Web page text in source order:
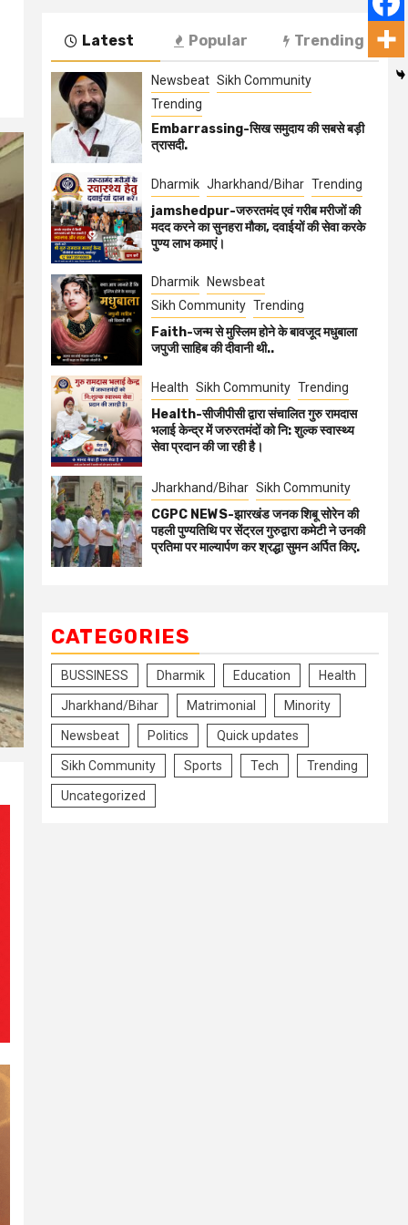
Latest Popular Trending
Newsbeat Sikh Community
Trending
Embarrassing-सिख समुदाय की सबसे बड़ी
त्रासदी.
Dharmik Jharkhand/Bihar Trending
jamshedpur-जरुरतमंद एवं गरीब मरीजों की
मदद करने का सुनहरा मौका, दवाईयों की सेवा करके
पुण्य लाभ कमाएं।
Dharmik
Newsbeat
Sikh Community Trending
Faith-जन्म से मुस्लिम होने के बावजूद मधुबाला
जपुजी साहिब की दीवानी थी..
Health Sikh Community Trending
Health-सीजीपीसी द्वारा संचालित गुरु रामदास
भलाई केन्द्र में जरुरतमंदों को नि: शुल्क स्वास्थ्य
सेवा प्रदान की जा रही है।
Jharkhand/Bihar Sikh Community
CGPC NEWS-झारखंड जनक शिबू सोरेन की
पहली पुण्यतिथि पर सेंट्रल गुरुद्वारा कमेटी ने उनकी
प्रतिमा पर माल्यार्पण कर श्रद्धा सुमन अर्पित किए.
CATEGORIES
BUSSINESS Dharmik Education Health
Jharkhand/Bihar Matrimonial Minority
Newsbeat Politics Quick updates
Sikh Community Sports Tech Trending
Uncategorized